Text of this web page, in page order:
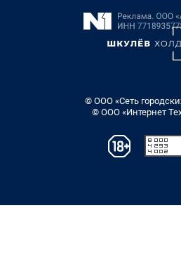
© ООО «Сеть
© ООО «Интернет